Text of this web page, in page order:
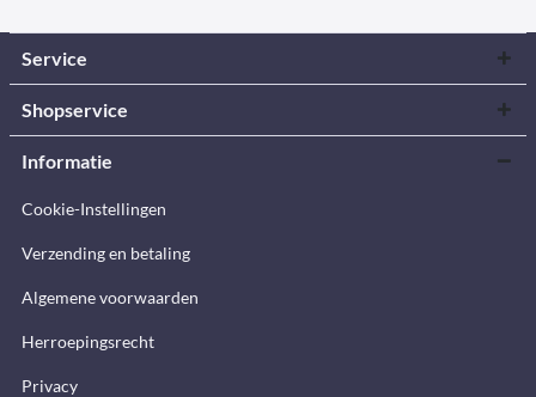
Service
Shopservice
Informatie
Cookie-Instellingen
Verzending en betaling
Algemene voorwaarden
Herroepingsrecht
Privacy